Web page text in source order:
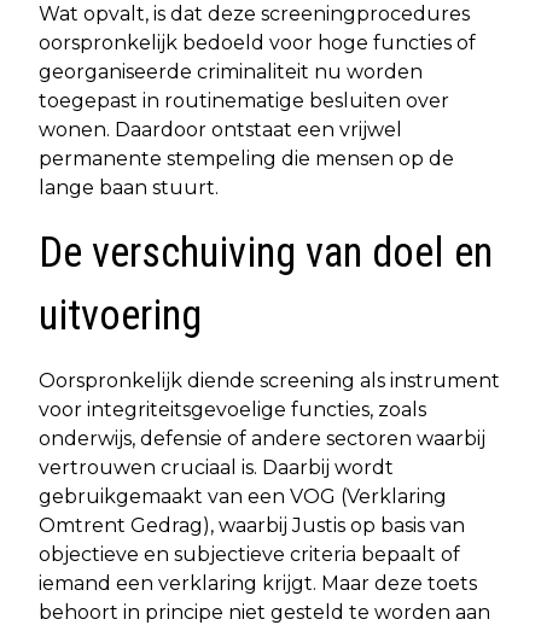
Wat opvalt, is dat deze screeningprocedures
oorspronkelijk bedoeld voor hoge functies of
georganiseerde criminaliteit nu worden
toegepast in routinematige besluiten over
wonen. Daardoor ontstaat een vrijwel
permanente stempeling die mensen op de
lange baan stuurt.
De verschuiving van doel en
uitvoering
Oorspronkelijk diende screening als instrument
voor integriteitsgevoelige functies, zoals
onderwijs, defensie of andere sectoren waarbij
vertrouwen cruciaal is. Daarbij wordt
gebruikgemaakt van een VOG (Verklaring
Omtrent Gedrag), waarbij Justis op basis van
objectieve en subjectieve criteria bepaalt of
iemand een verklaring krijgt. Maar deze toets
behoort in principe niet gesteld te worden aan